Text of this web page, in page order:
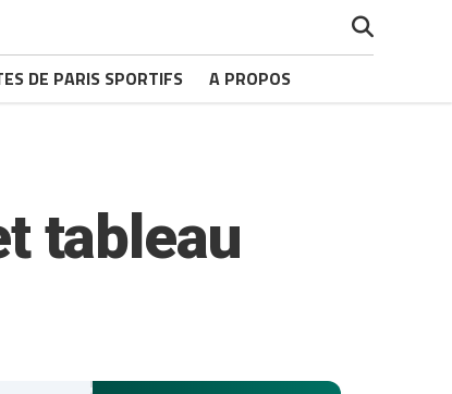
DE PARIS SPORTIFS A PROPOS
tableau